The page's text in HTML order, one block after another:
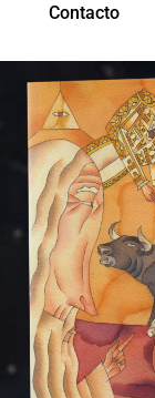
Contacto